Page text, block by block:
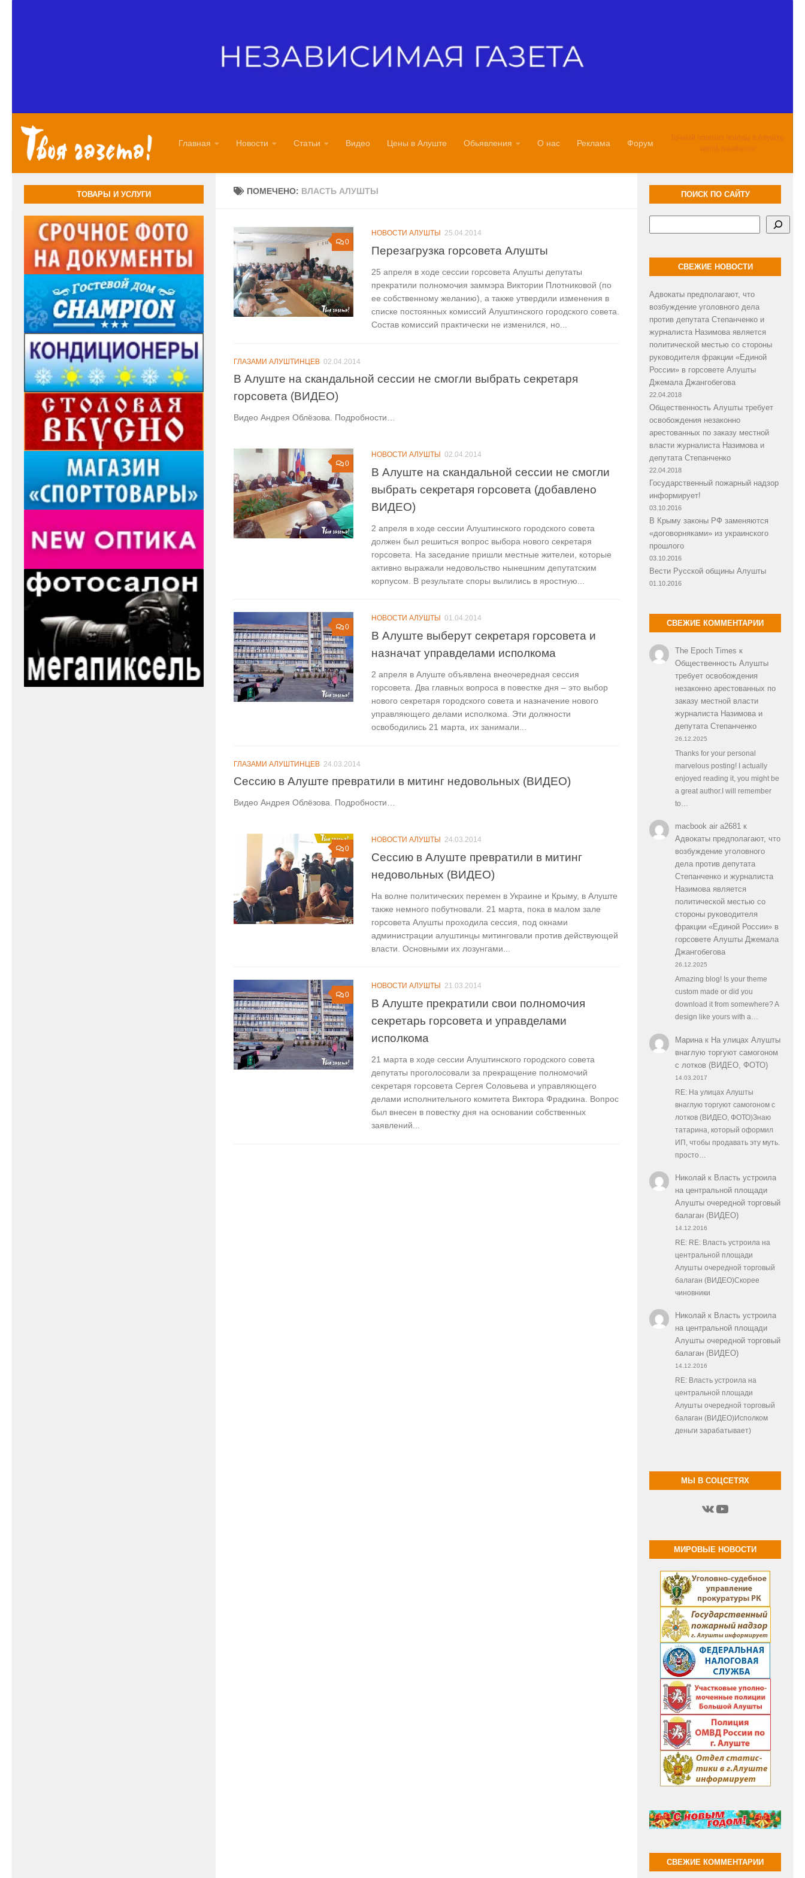
Главная Новости Статьи Видео Цены в Алуште Обьявления О нас Реклама Форум
Точный прогноз погоды в Алуште
world-weather.ru
ПОМЕЧЕНО: ВЛАСТЬ АЛУШТЫ
0
НОВОСТИ АЛУШТЫ 25.04.2014
Перезагрузка горсовета Алушты
25 апреля в ходе сессии горсовета Алушты депутаты
прекратили полномочия заммэра Виктории Плотниковой (по
ее собственному желанию), а также утвердили изменения в
списке постоянных комиссий Алуштинского городского совета.
Состав комиссий практически не изменился, но...
ГЛАЗАМИ АЛУШТИНЦЕВ 02.04.2014
В Алуште на скандальной сессии не смогли выбрать секретаря
горсовета (ВИДЕО)
Видео Андрея Облёзова. Подробности…
0
НОВОСТИ АЛУШТЫ 02.04.2014
В Алуште на скандальной сессии не смогли
выбрать секретаря горсовета (добавлено
ВИДЕО)
2 апреля в ходе сессии Алуштинского городского совета
должен был решиться вопрос выбора нового секретаря
горсовета. На заседание пришли местные жителеи, которые
активно выражали недовольство нынешним депутатским
корпусом. В результате споры вылились в яростную...
0
НОВОСТИ АЛУШТЫ 01.04.2014
В Алуште выберут секретаря горсовета и
назначат управделами исполкома
2 апреля в Алуште объявлена внеочередная сессия
горсовета. Два главных вопроса в повестке дня – это выбор
нового секретаря городского совета и назначение нового
управляющего делами исполкома. Эти должности
освободились 21 марта, их занимали...
ГЛАЗАМИ АЛУШТИНЦЕВ 24.03.2014
Сессию в Алуште превратили в митинг недовольных (ВИДЕО)
Видео Андрея Облёзова. Подробности…
0
НОВОСТИ АЛУШТЫ 24.03.2014
Сессию в Алуште превратили в митинг
недовольных (ВИДЕО)
На волне политических перемен в Украине и Крыму, в Алуште
также немного побутновали. 21 марта, пока в малом зале
горсовета Алушты проходила сессия, под окнами
администрации алуштинцы митинговали против действующей
власти. Основными их лозунгами...
0
НОВОСТИ АЛУШТЫ 21.03.2014
В Алуште прекратили свои полномочия
секретарь горсовета и управделами
исполкома
21 марта в ходе сессии Алуштинского городского совета
депутаты проголосовали за прекращение полномочий
секретаря горсовета Сергея Соловьева и управляющего
делами исполнительного комитета Виктора Фрадкина. Вопрос
был внесен в повестку дня на основании собственных
заявлений...
ТОВАРЫ И УСЛУГИ ПОИСК ПО САЙТУ
СВЕЖИЕ НОВОСТИ
Адвокаты предполагают, что
возбуждение уголовного дела
против депутата Степанченко и
журналиста Назимова является
политической местью со стороны
руководителя фракции «Единой
России» в горсовете Алушты
Джемала Джангобегова
22.04.2018
Общественность Алушты требует
освобождения незаконно
арестованных по заказу местной
власти журналиста Назимова и
депутата Степанченко
22.04.2018
Государственный пожарный надзор
информирует!
03.10.2016
В Крыму законы РФ заменяются
«договорняками» из украинского
прошлого
03.10.2016
Вести Русской общины Алушты
01.10.2016
СВЕЖИЕ КОММЕНТАРИИ
The Epoch Times к
Общественность Алушты
требует освобождения
незаконно арестованных по
заказу местной власти
журналиста Назимова и
депутата Степанченко
26.12.2025
Thanks for your personal
marvelous posting! I actually
enjoyed reading it, you might be
a great author.I will remember
to…
macbook air a2681к
Адвокаты предполагают, что
возбуждение уголовного
дела против депутата
Степанченко и журналиста
Назимова является
политической местью со
стороны руководителя
фракции «Единой России» в
горсовете Алушты Джемала
Джангобегова
26.12.2025
Amazing blog! Is your theme
custom made or did you
download it from somewhere? A
design like yours with a…
Маринак На улицах Алушты
внаглую торгуют самогоном
с лотков (ВИДЕО, ФОТО)
14.03.2017
RE: На улицах Алушты
внаглую торгуют самогоном с
лотков (ВИДЕО, ФОТО)Знаю
татарина, который оформил
ИП, чтобы продавать эту муть.
просто…
Николайк Власть устроила
на центральной площади
Алушты очередной торговый
балаган (ВИДЕО)
14.12.2016
RE: RE: Власть устроила на
центральной площади
Алушты очередной торговый
балаган (ВИДЕО)Скорее
чиновники
Николайк Власть устроила
на центральной площади
Алушты очередной торговый
балаган (ВИДЕО)
14.12.2016
RE: Власть устроила на
центральной площади
Алушты очередной торговый
балаган (ВИДЕО)Исполком
деньги зарабатывает)
МЫ В СОЦСЕТЯХ
ВКонтакте
YouTube
МИРОВЫЕ НОВОСТИ
СВЕЖИЕ КОММЕНТАРИИ